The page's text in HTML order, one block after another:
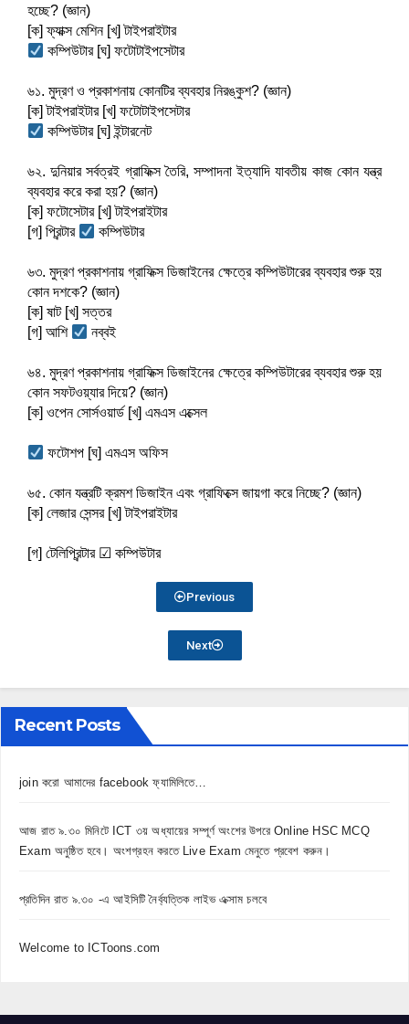
হচ্ছে? (জ্ঞান)
[ক] ফ্যাক্স মেশিন [খ] টাইপরাইটার
কম্পিউটার [ঘ] ফটোটাইপসেটার
৬১. মুদ্রণ ও প্রকাশনায় কোনটির ব্যবহার নিরঙ্কুশ? (জ্ঞান)
[ক] টাইপরাইটার [খ] ফটোটাইপসেটার
কম্পিউটার [ঘ] ইন্টারনেট
৬২. দুনিয়ার সর্বত্রই গ্রাফিক্স তৈরি, সম্পাদনা ইত্যাদি যাবতীয় কাজ কোন যন্ত্র
ব্যবহার করে করা হয়? (জ্ঞান)
[ক] ফটোসেটার [খ] টাইপরাইটার
[গ] প্রিন্টার
কম্পিউটার
৬৩. মুদ্রণ প্রকাশনায় গ্রাফিক্স ডিজাইনের ক্ষেত্রে কম্পিউটারের ব্যবহার শুরু হয়
কোন দশকে? (জ্ঞান)
[ক] ষাট [খ] সত্তর
[গ] আশি
নব্বই
৬৪. মুদ্রণ প্রকাশনায় গ্রাফিক্স ডিজাইনের ক্ষেত্রে কম্পিউটারের ব্যবহার শুরু হয়
কোন সফটওয়্যার দিয়ে? (জ্ঞান)
[ক] ওপেন সোর্সওয়ার্ড [খ] এমএস এক্সেল
ফটোশপ [ঘ] এমএস অফিস
৬৫. কোন যন্ত্রটি ক্রমশ ডিজাইন এবং গ্রাফিক্সে জায়গা করে নিচ্ছে? (জ্ঞান)
[ক] লেজার সেন্সর [খ] টাইপরাইটার
[গ] টেলিপ্রিন্টার ☑ কম্পিউটার
Previous
Next
Recent Posts
join করো আমাদের facebook ফ্যামিলিতে…
আজ রাত ৯.৩০ মিনিটে ICT ৩য় অধ্যায়ের সম্পূর্ণ অংশের উপরে Online HSC MCQ
Exam অনুষ্ঠিত হবে। অংশগ্রহন করতে Live Exam মেনুতে প্রবেশ করুন।
প্রতিদিন রাত ৯.৩০ -এ আইসিটি নৈর্ব্যত্তিক লাইভ এক্সাম চলবে
Welcome to ICToons.com